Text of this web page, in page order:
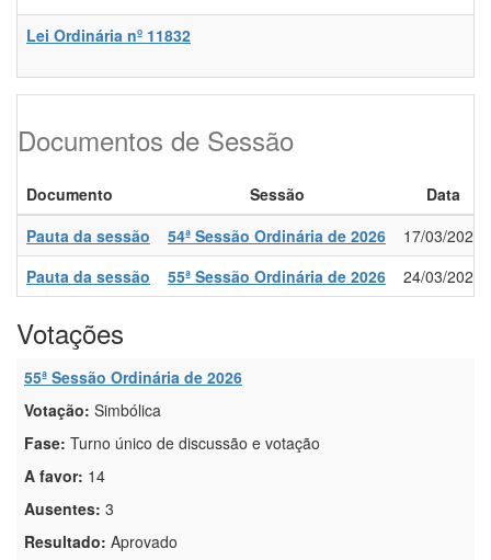
Lei Ordinária nº 11832
Documentos de Sessão
Documento Sessão
Data
Pauta da sessão
54ª Sessão Ordinária de 2026
17/03/2026
Pauta da sessão
55ª Sessão Ordinária de 2026 24/03/2026
Votações
55ª Sessão Ordinária de 2026
Votação: Simbólica
Fase: Turno único de discussão e votação
A favor: 14
Ausentes: 3
Resultado: Aprovado